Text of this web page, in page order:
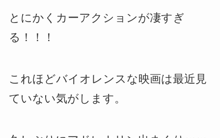
とにかくカーアクションが凄すぎ
る！！！
これほどバイオレンスな映画は最近見
ていない気がします。